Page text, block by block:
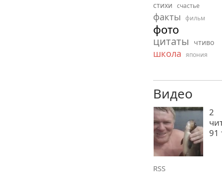
Видео
2
91
RSS
стихи счастье
факты фильм
фото
цитаты чтиво
школа япония